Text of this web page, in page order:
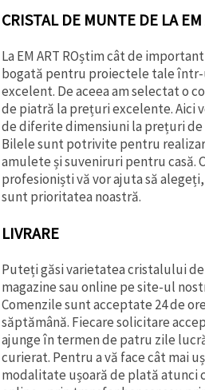
CRISTAL DE MUNTE DE LA
La EM ART ROștim cât de
bogată pentru proiectele tale într-
excelent. De aceea am selectat o
de piatră la prețuri excelente. Aici
de diferite dimensiuni la prețuri de
Bilele sunt potrivite pentru
amulete și suveniruri pentru casă.
profesioniști vă vor ajuta să
sunt prioritatea noastră.
LIVRARE
Puteți găsi varietatea cristalului
magazine sau online pe site-ul
Comenzile sunt acceptate 24 de
săptămână. Fiecare solicitare
ajunge în termen de patru zile
curierat. Pentru a vă face cât mai
modalitate ușoară de plată atunci